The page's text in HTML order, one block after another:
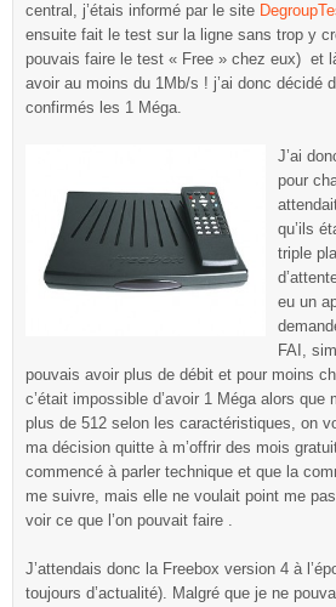
central, j’étais informé par le site
ensuite fait le test sur la ligne sans trop y
pouvais faire le test « Free » chez eux) et
avoir au moins du 1Mb/s ! j’ai donc décidé
confirmés les 1 Méga.
J’ai
pour
qu’ils
triple
eu un
FAI,
pouvais avoir plus de débit et pour moins
c’était impossible d’avoir 1 Méga alors que
plus de 512 selon les caractéristiques, on
ma décision quitte à m’offrir des mois
commencé à parler technique et que la
me suivre, mais elle ne voulait point me
voir ce que l’on pouvait faire .
J’attendais donc la Freebox version 4 à
toujours d’actualité). Malgré que je ne